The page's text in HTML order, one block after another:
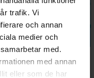
trafik. Vi
och annan
medier och
med.
med annan
eller som de har
Köp
F-16CJ Block50
Fighting Falcon